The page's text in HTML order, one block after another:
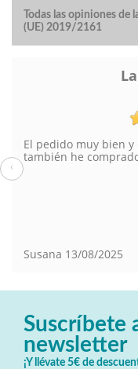
Todas las opiniones de
(UE) 2019/2161
El pedido muy bien
también he
Susana 13/08/2025
‹
Suscríbete
newsletter
¡Y llévate 5€ de